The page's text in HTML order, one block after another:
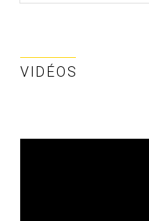
VIDÉOS